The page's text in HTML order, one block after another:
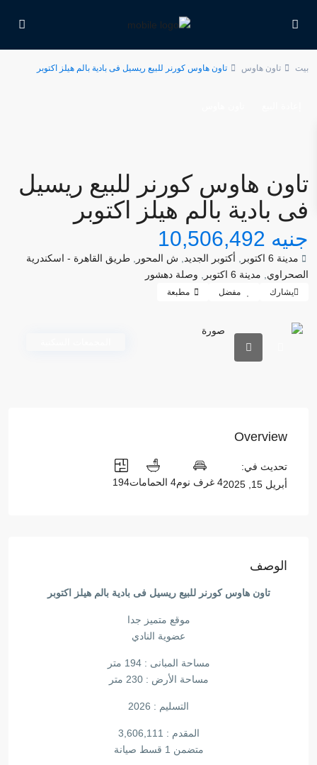
بيت تاون هاوس تاون هاوس كورنر للبيع ريسيل فى بادية بالم هيلز اكتوبر
تاون هاوس كورنر للبيع ريسيل
فى بادية بالم هيلز اكتوبر
جنيه 10,506,492
مدينة 6 اكتوبر أكتوبر الجديد ش المحور
طريق القاهرة - اسكندرية
الصحراوي
مدينة 6 اكتوبر وصلة دهشور
يشارك مفضل مطبعة
Overview
تحديث في:
أبريل 15, 2025
4 غرف نوم 4 الحمامات 194
الوصف
تاون هاوس كورنر للبيع ريسيل فى بادية بالم هيلز اكتوبر
موقع متميز جدا
عضوية النادي
مساحة المبانى : 194 متر
مساحة الأرض : 230 متر
التسليم : 2026
المقدم : 3,606,111
متضمن 1 قسط صيانة